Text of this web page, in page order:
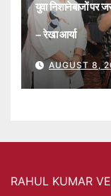
युवा निशानेबाजों पर
– रेखा आर्या
AUGUST 8,
RAHUL KUMAR